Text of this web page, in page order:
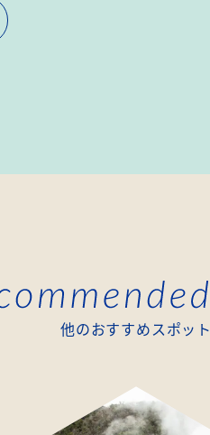
他のおすすめスポット